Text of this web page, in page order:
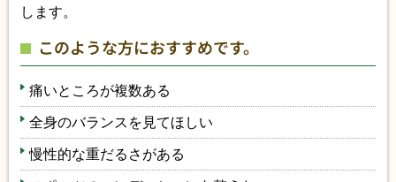
します。
このような方におすすめです。
痛いところが複数ある
全身のバランスを見てほしい
慢性的な重だるさがある